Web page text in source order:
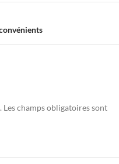
Les champs obligatoires sont